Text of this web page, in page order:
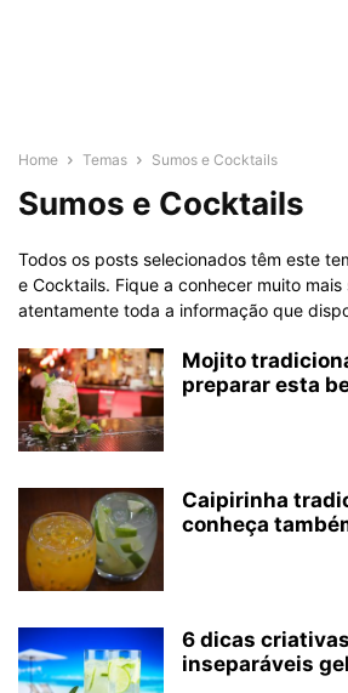
Home Temas Sumos e Cocktails
Sumos e Cocktails
Todos os posts selecionados têm este
e Cocktails. Fique a conhecer muito
atentamente toda a informação que
Mojito
preparar esta
Caipirinha
conheça
6 dicas
inseparáveis